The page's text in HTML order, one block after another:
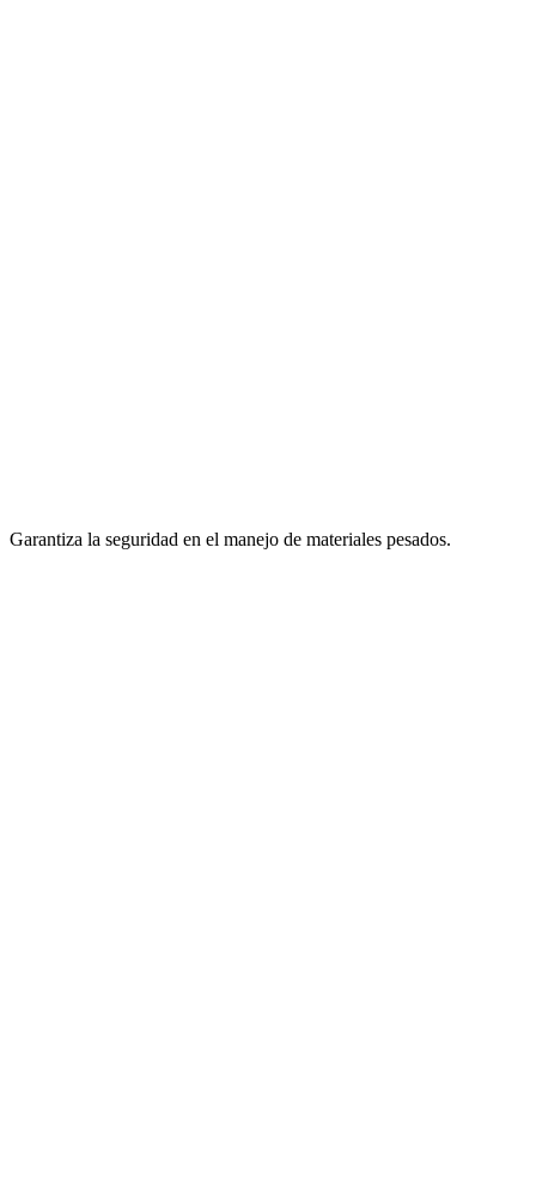
Garantiza la seguridad en el manejo de materiales pesados.